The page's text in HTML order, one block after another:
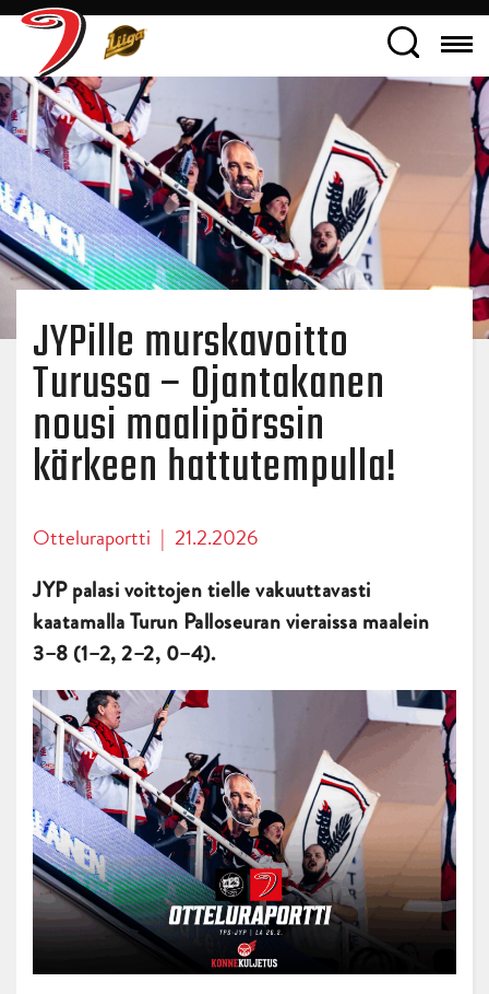
JYPille murskavoitto
Turussa – Ojantakanen
nousi maalipörssin
kärkeen hattutempulla!
Otteluraportti | 21.2.2026
JYP palasi voittojen tielle vakuuttavasti
kaatamalla Turun Palloseuran vieraissa maalein
3–8 (1–2, 2–2, 0–4).